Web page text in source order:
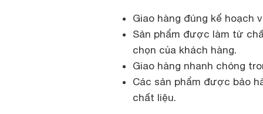
Giao hàng đúng kế
Sản phẩm được làm từ
chọn của khách hàng.
Giao hàng nhanh chóng
Các sản phẩm được bảo
chất liệu.